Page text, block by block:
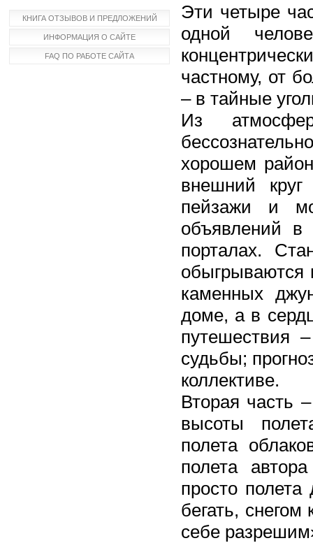
КНИГА ОТЗЫВОВ И ПРЕДЛОЖЕНИЙ
ИНФОРМАЦИЯ О САЙТЕ
FAQ ПО РАБОТЕ САЙТА
Эти четыре
одной
частному, от
– в тайные
Из
хорошем
внешний круг
пейзажи и
объявлений в
порталах.
обыгрываются
каменных
доме, а в
путешествия
судьбы;
коллективе.
Вторая часть
высоты
полета
полета
просто
бегать, снегом
себе